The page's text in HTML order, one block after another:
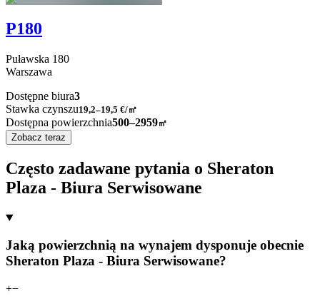
P180
Puławska 180
Warszawa
Dostępne biura3
Stawka czynszu19,2–19,5 €/㎡
Dostępna powierzchnia500–2959㎡
Zobacz teraz
Często zadawane pytania o Sheraton
Plaza - Biura Serwisowane
Jaką powierzchnią na wynajem dysponuje obecnie
Sheraton Plaza - Biura Serwisowane?
+−